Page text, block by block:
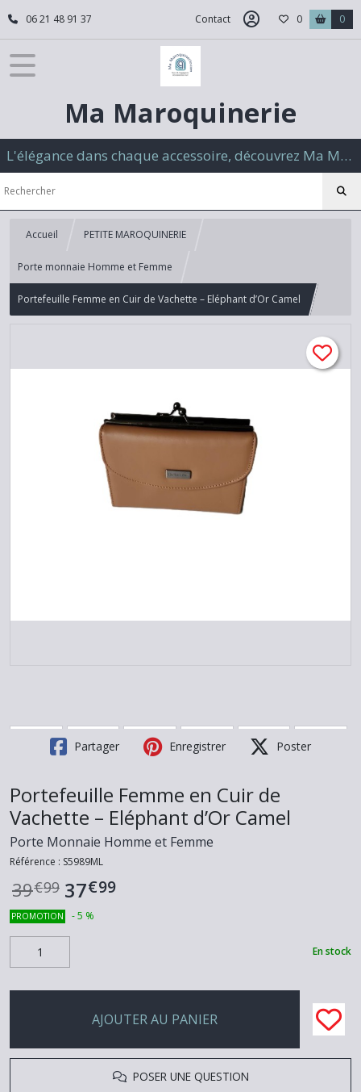
06 21 48 91 37 Contact 0 0
Ma Maroquinerie
L'élégance dans chaque accessoire, découvrez Ma Maroquinerie
Accueil PETITE MAROQUINERIE
Porte monnaie Homme et Femme
Portefeuille Femme en Cuir de Vachette – Eléphant d’Or Camel
Partager Enregistrer Poster
Portefeuille Femme en Cuir de
Vachette – Eléphant d’Or Camel
Porte Monnaie Homme et Femme
Référence : S5989ML
39€99 37€99
PROMOTION -5 %
En stock
AJOUTER AU PANIER
POSER UNE QUESTION